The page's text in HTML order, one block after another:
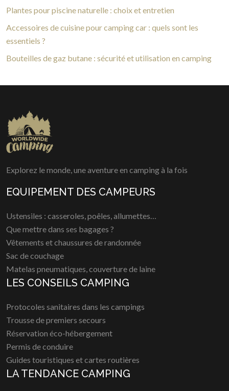
Plantes pour piscine naturelle : choix et entretien
Accessoires de cuisine pour camping car : quels sont les
essentiels ?
Bouteilles de gaz butane : sécurité et utilisation en camping
Explorez le monde, une aventure en camping à la fois
EQUIPEMENT DES CAMPEURS
Ustensiles : casseroles, poêles, allumettes…
Que mettre dans ses bagages ?
Vêtements et chaussures de randonnée
Sac de couchage
Matelas pneumatiques, couverture de laine
LES CONSEILS CAMPING
Protocoles sanitaires dans les campings
Trousse de premiers secours
Réservation éco-hébergement
Permis de conduire
Guides touristiques et cartes routières
LA TENDANCE CAMPING